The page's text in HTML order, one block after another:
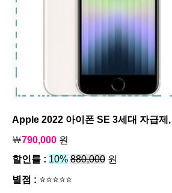
Apple 2022 아이폰 SE 3세대 자급제
￦790,000 원
할인률 : 10% 880,000 원
별점 : ⭐⭐⭐⭐⭐